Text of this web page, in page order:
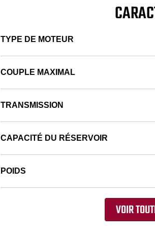
TYPE DE MOTEUR
COUPLE MAXIMAL
TRANSMISSION
CAPACITÉ DU RÉSERVOIR
POIDS
VOIR